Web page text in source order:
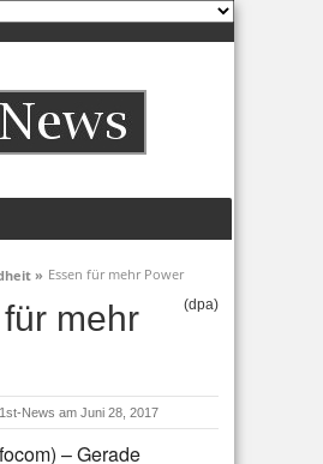
» Essen für mehr Power
mehr
(dpa)
1st-News am Juni 28, 2017
– Gerade